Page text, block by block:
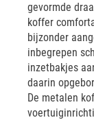
gevormde
koffer
bijzonder
inbegrepen
inzetbakjes
daarin
De metalen